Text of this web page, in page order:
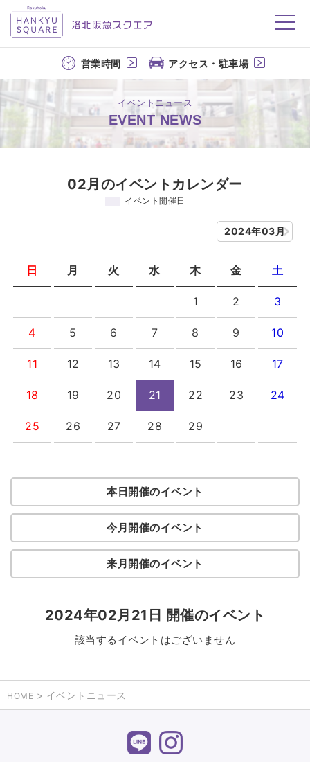
洛北阪急スクエア
営業時間 アクセス・駐車場
イベントニュース
EVENT NEWS
02月のイベントカレンダー
イベント開催日
2024年03月
日 月 火 水 木 金 土
1 2 3
4 5 6 7 8 9 10
11 12 13 14 15 16 17
18 19 20 21 22 23 24
25 26 27 28 29
本日開催のイベント
今月開催のイベント
来月開催のイベント
2024年02月21日 開催のイベント
該当するイベントはございません
HOME > イベントニュース